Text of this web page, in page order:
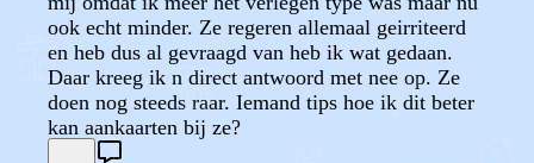
ook echt minder. Ze regeren allemaal geirriteerd
en heb dus al gevraagd van heb ik wat gedaan.
Daar kreeg ik n direct antwoord met nee op. Ze
doen nog steeds raar. Iemand tips hoe ik dit beter
kan aankaarten bij ze?